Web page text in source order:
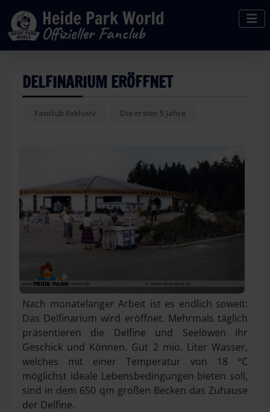
DELFINARIUM ERÖFFNET
Fanclub Exklusiv Die ersten 5 Jahre
Nach monatelanger Arbeit ist es endlich soweit:
Das Delfinarium wird eröffnet. Mehrmals täglich
präsentieren die Delfine und Seelöwen ihr
Geschick und Können. Gut 2 mio. Liter Wasser,
welches mit einer Temperatur von 18 °C
möglichst ideale Lebensbedingungen bieten soll,
sind in dem 650 qm großen Becken das Zuhause
der Delfine.